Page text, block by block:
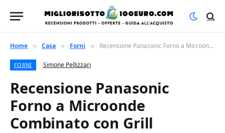
Home » Casa » Forni » Recensione Panasonic Forno a Microonde Combinato con Grill
FORNI Simone Pellizzari
Recensione Panasonic
Forno a Microonde
Combinato con Grill